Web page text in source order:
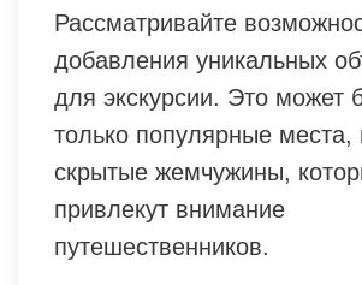
Рассматривайте
добавления уникальных
для экскурсии. Это может
только популярные места,
скрытые жемчужины,
привлекут внимание
путешественников.